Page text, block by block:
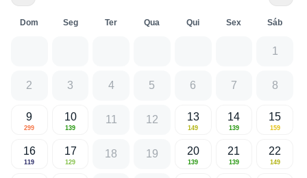
Dom Seg Ter Qua Qui Sex Sáb
1
2 3 4 5 6 7 8
9
299
10
139
11 12 13
149
14
139
15
159
16
119
17
129
18 19 20
139
21
139
22
149